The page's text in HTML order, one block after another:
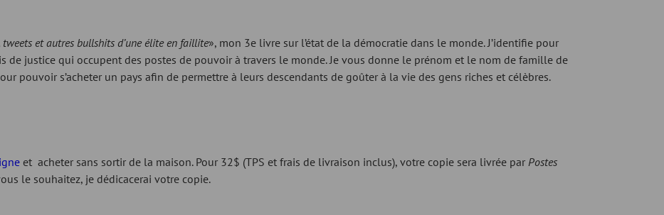
tweets et autres bullshits d’une élite en faillite», mon 3e livre sur l’état de la démocratie dans le monde. J’identifie pour
de justice qui occupent des postes de pouvoir à travers le monde. Je vous donne le prénom et le nom de famille de
pouvoir s’acheter un pays afin de permettre à leurs descendants de goûter à la vie des gens riches et célèbres.
et acheter sans sortir de la maison. Pour 32$ (TPS et frais de livraison inclus), votre copie sera livrée par Postes
le souhaitez, je dédicacerai votre copie.